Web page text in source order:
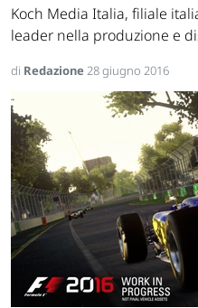
Koch Media Italia, filiale
leader nella produzione e
di Redazione28 giugno 2016